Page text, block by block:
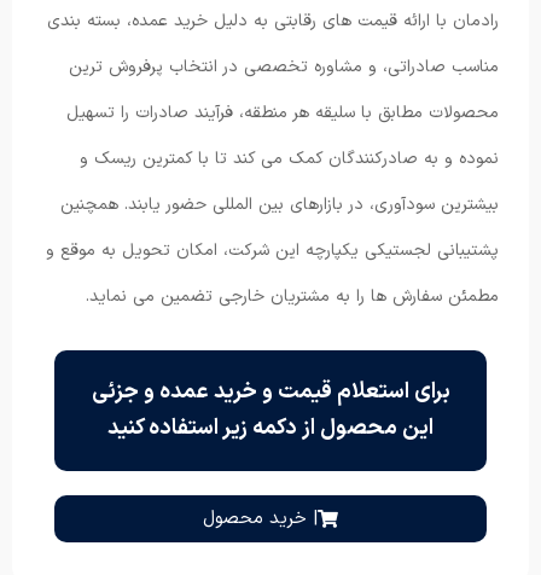
رادمان با ارائه قیمت های رقابتی به دلیل خرید عمده، بسته بندی
مناسب صادراتی، و مشاوره تخصصی در انتخاب پرفروش ترین
محصولات مطابق با سلیقه هر منطقه، فرآیند صادرات را تسهیل
نموده و به صادرکنندگان کمک می کند تا با کمترین ریسک و
بیشترین سودآوری، در بازارهای بین المللی حضور یابند. همچنین
پشتیبانی لجستیکی یکپارچه این شرکت، امکان تحویل به موقع و
مطمئن سفارش ها را به مشتریان خارجی تضمین می نماید.
برای استعلام قیمت و خرید عمده و جزئی
این محصول از دکمه زیر استفاده کنید
| خرید محصول